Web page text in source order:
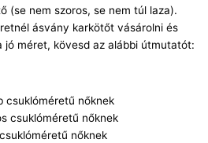
(se nem szoros, se nem túl laza).
ásvány karkötőt vásárolni és
méret, kövesd az alábbi útmutatót:
csuklóméretű nőknek
csuklóméretű nőknek
nőknek